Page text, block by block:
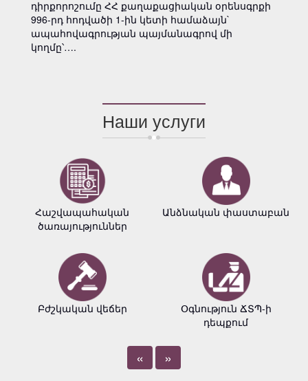
դիրքորոշումը ՀՀ քաղաքացիական օրենսգրքի
996-րդ հոդվածի 1-ին կետի համաձայն`
ապահովագրության պայմանագրով մի
կողմը՝….
Наши услуги
Հաշվապահական
ծառայություններ
Բժշկական վեճեր
Անձնական փաստաբան
Օգնություն ՃՏՊ-ի
դեպքում
« »